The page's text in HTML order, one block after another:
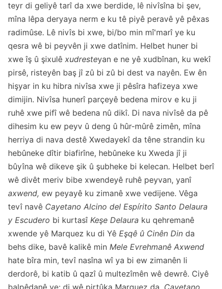
teyr di geliyê tarî da xwe berdide, lê nivîsîna bi şev,
mîna lêpa deryaya nerm e ku tê piyê peravê yê pêxas
radimûse. Lê nivîs bi xwe, bi/bo min mî'marî ye ku
qesra wê bi peyvên ji xwe datînim. Helbet huner bi
xwe îş û şixulê xudresteyan e ne yê xudbînan, ku wekî
pirsê, risteyên baş jî zû bi zû bi dest va nayên. Ew ên
hişyar in ku hibra nivîsa xwe ji pêsîra hafizeya xwe
dimijin. Nivîsa hunerî parçeyê bedena mirov e ku ji
ruhê xwe pifî wê bedena nû dikî. Di nava nivîsê da pê
dihesim ku ew peyv û deng û hûr-mûrê zimên, mîna
herriya di nava destê Xwedayekî da têne strandin ku
hebûneke dîtir biafirîne, hebûneke ku Xweda jî ji
bûyîna wê dikeve şik û şubheke bi kelecan. Helbet berî
wê divêt meriv bibe xwendeyê ruhê peyvan, yanî
axwend, ew peyayê ku zimanê xwe vedijene. Vêga
tevî navê Cayetano Alcino del Espírito Santo Delaura
y Escudero bi kurtasî Keşe Delaura ku qehremanê
xwende yê Marquez ku di Yê Eşqê û Cinên Din da
behs dike, bavê kalikê min Mele Evrehmanê Axwend
hate bîra min, tevî nasîna wî ya bi ew zimanên li
derdorê, bi katib û qazî û multezîmên wê dewrê. Ciyê